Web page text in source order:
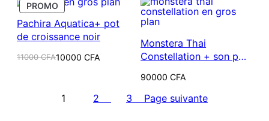
PROMOPRODUIT
EN
PROMOTION
Pachira Aquatica+ pot
de croissance noir
11000CFA
Le
10000 CFA
Le
Monstera Thai
Constellation + son pot
90000CFA
1 2 3 Page suivante